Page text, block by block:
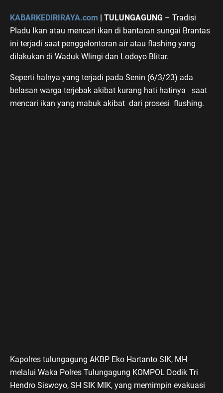
KABARKEDIRIRAYA.com | TULUNGAGUNG – Tradisi
Pladu Ikan atau mencari ikan di bantaran sungai Brantas
ini terjadi saat penggelontoran air atau flashing yang
dilakukan di Waduk Wlingi dan Lodoyo Blitar.
Seperti halnya yang terjadi pada Senin (6/3/23) ada
belasan warga terjebak akibat kurang hati hatinya saat
mencari ikan yang mabuk akibat dari prosesi flushing.
Kapolres tulungagung AKBP Eko Hartanto SIK, MH
melalui Waka Polres Tulungagung KOMPOL Dodik Tri
Hendro Siswoyo, SH SIK MIK, yang memimpin evakuasi